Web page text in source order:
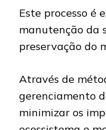
Este processo é
manutenção da
preservação do
Através de
gerenciamento
minimizar os